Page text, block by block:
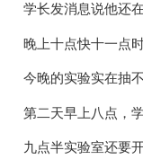
学长发消息说他还
晚上十点快十一点
今晚的实验实在抽
第二天早上八点，
九点半实验室还要